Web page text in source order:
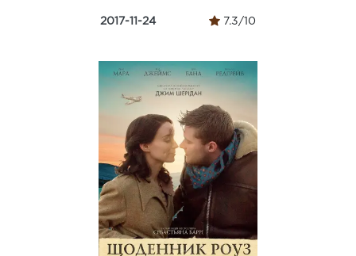
2017-11-24 7.3/10